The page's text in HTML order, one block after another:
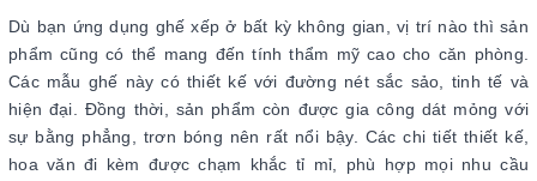
Dù bạn ứng dụng ghế xếp ở bất kỳ không gian, vị trí nào thì sản
phẩm cũng có thể mang đến tính thẩm mỹ cao cho căn phòng.
Các mẫu ghế này có thiết kế với đường nét sắc sảo, tinh tế và
hiện đại. Đồng thời, sản phẩm còn được gia công dát mỏng với
sự bằng phẳng, trơn bóng nên rất nổi bậy. Các chi tiết thiết kế,
hoa văn đi kèm được chạm khắc tỉ mỉ, phù hợp mọi nhu cầu